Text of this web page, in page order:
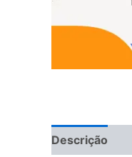
Descrição